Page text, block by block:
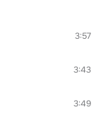
3:57
3:43
3:49